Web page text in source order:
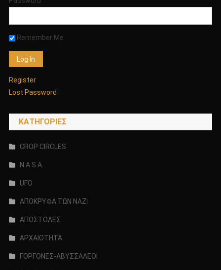
Remember Me
Register
Lost Password
KΑΤΗΓΟΡΊΕΣ
CROP CIRCLES
N.A.S.A.
UFO
ΑΠΟΚΡΥΦΑ ΤΩΝ ΝΑΖΙ
ΑΠΟΣΤΟΛΕΣ
ΑΡΧΑΙΟΤΗΤΑ
ΓΟΡΓΟΝΕΣ-ΑΒΥΣΣΑΛΕΟΙ